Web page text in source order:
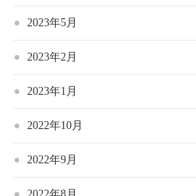
2023年5月
2023年2月
2023年1月
2022年10月
2022年9月